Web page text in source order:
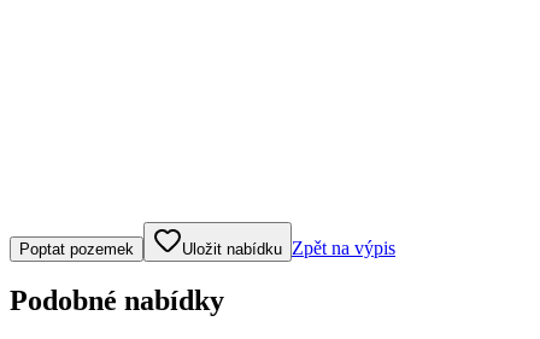
Klepněte nebo klikněte pro ovládání mapy
Poptat pozemek Uložit nabídku Zpět na výpis
Podobné nabídky